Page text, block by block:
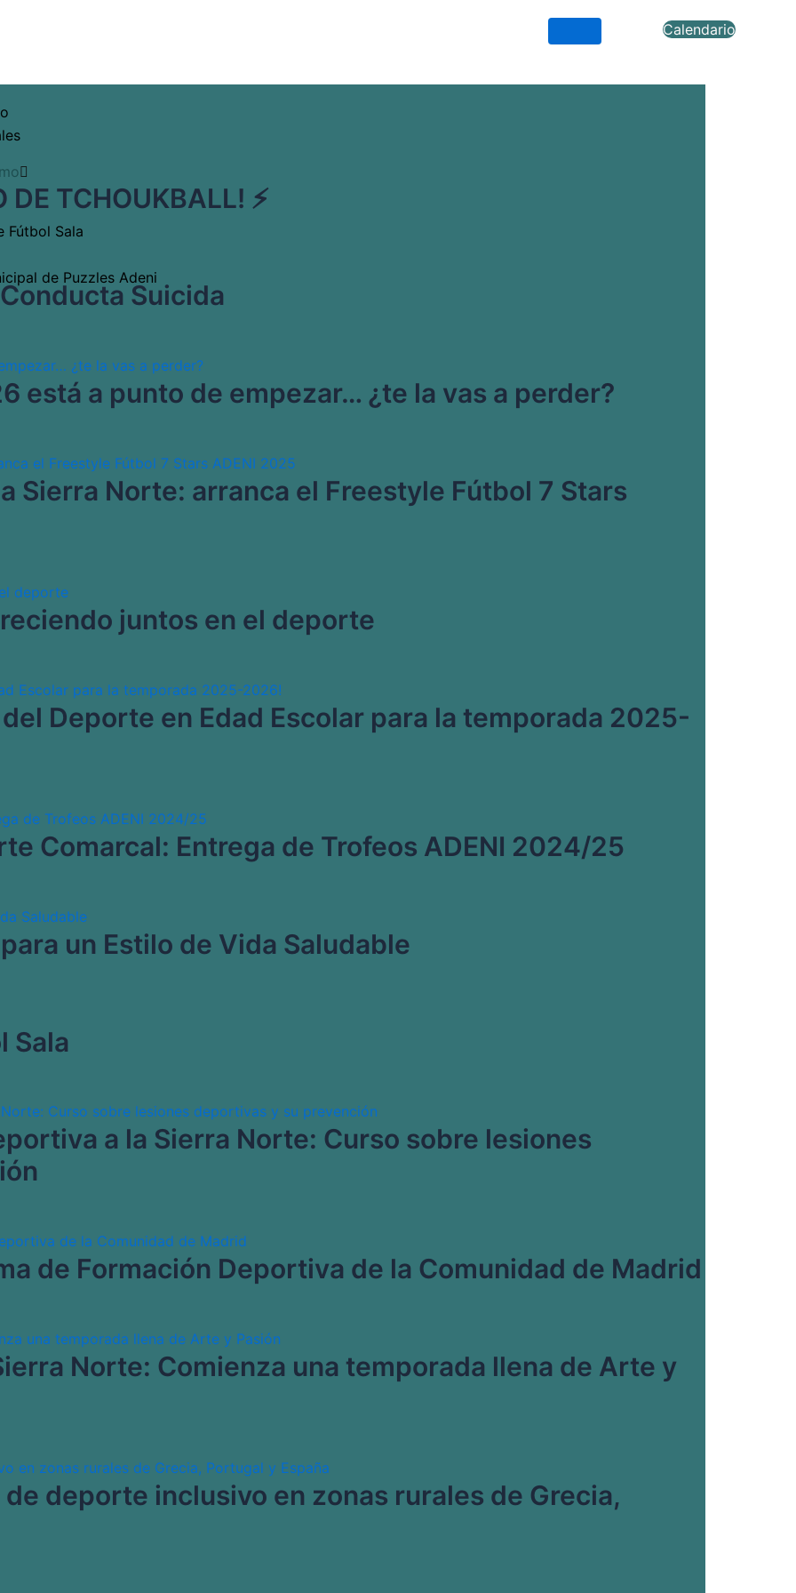
Fútbol Sala
de Puzzles Adeni
Calendario
DE TCHOUKBALL! ⚡
Suicida
está a punto de empezar… ¿te la vas a perder?
Sierra Norte: arranca el Freestyle Fútbol 7 Stars
juntos en el deporte
Deporte en Edad Escolar para la temporada 2025-
Comarcal: Entrega de Trofeos ADENI 2024/25
un Estilo de Vida Saludable
Sala
a la Sierra Norte: Curso sobre lesiones
de Formación Deportiva de la Comunidad de Madrid
Norte: Comienza una temporada llena de Arte y
deporte inclusivo en zonas rurales de Grecia,